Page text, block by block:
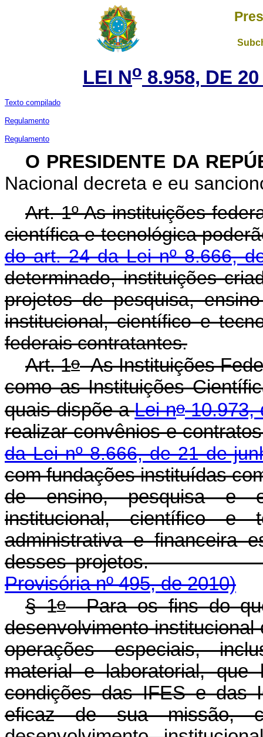
LEI No 8.958, DE
Texto compilado
Regulamento
Regulamento
O PRESIDENTE DA
Nacional decreta e eu
Art. 1º As instituições
científica e tecnológica
do art. 24 da Lei nº 8.666,
determinado, instituições
projetos de pesquisa,
institucional, científico e
federais contratantes.
Art. 1oAs Instituições
como as Instituições
quais dispõe aLei no10.973,
realizar convênios e
da Lei nº 8.666, de 21 de
com fundações instituídas
de ensino, pesquisa e
institucional, científico e
administrativa e financeira
desses
Provisória nº 495, de 2010)
§ 1oPara os fins do
desenvolvimento
operações especiais,
material e laboratorial, que
condições das IFES e das
eficaz de sua missão,